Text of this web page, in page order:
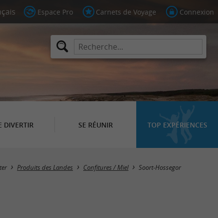
Espace Pro Carnets de Voyage Connexion
DIVERTIR SE RÉUNIR TOP EXPÉRIENCES
Masquer la carte
Produits des Landes Confitures / Miel Soort-Hossegor